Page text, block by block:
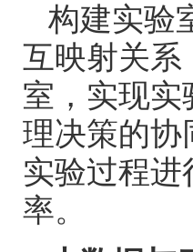
构建实验
互映射关系
室，实现实
理决策的协
实验过程
率。